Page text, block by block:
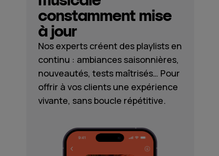
constamment mise
à jour
Nos experts créent des playlists en
continu : ambiances saisonnières,
nouveautés, tests maîtrisés… Pour
offrir à vos clients une expérience
vivante, sans boucle répétitive.